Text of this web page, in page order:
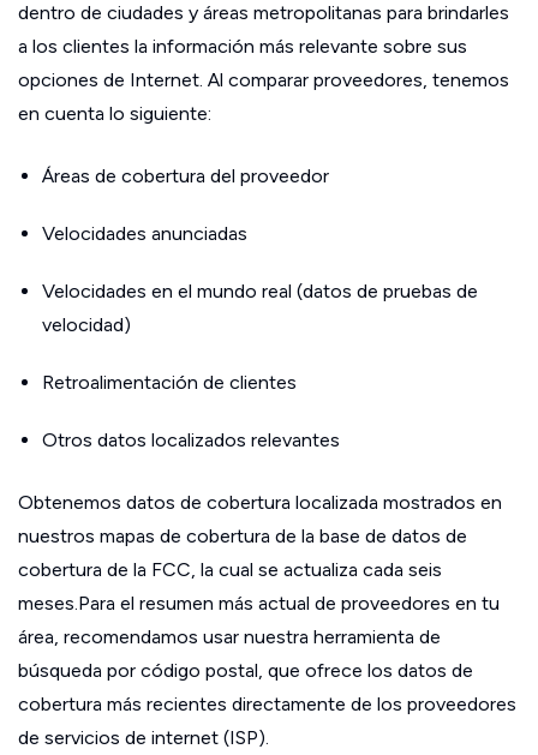
dentro de ciudades y áreas metropolitanas para brindarles
a los clientes la información más relevante sobre sus
opciones de Internet. Al comparar proveedores, tenemos
en cuenta lo siguiente:
Áreas de cobertura del proveedor
Velocidades anunciadas
Velocidades en el mundo real (datos de pruebas de
velocidad)
Retroalimentación de clientes
Otros datos localizados relevantes
Obtenemos datos de cobertura localizada mostrados en
nuestros mapas de cobertura de la base de datos de
cobertura de la FCC, la cual se actualiza cada seis
meses.Para el resumen más actual de proveedores en tu
área, recomendamos usar nuestra herramienta de
búsqueda por código postal, que ofrece los datos de
cobertura más recientes directamente de los proveedores
de servicios de internet (ISP).